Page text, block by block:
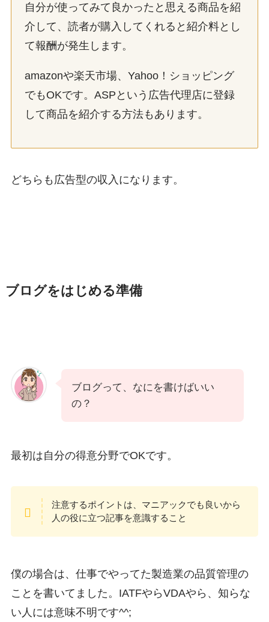
自分が使ってみて良かったと思える商品を紹
介して、読者が購入してくれると紹介料とし
て報酬が発生します。
amazonや楽天市場、Yahoo！ショッピング
でもOKです。ASPという広告代理店に登録
して商品を紹介する方法もあります。
どちらも広告型の収入になります。
ブログをはじめる準備
ブログって、なにを書けばいい
の？
最初は自分の得意分野でOKです。
注意するポイントは、マニアックでも良いから
人の役に立つ記事を意識すること
僕の場合は、仕事でやってた製造業の品質管理の
ことを書いてました。IATFやらVDAやら、知らな
い人には意味不明です^^;